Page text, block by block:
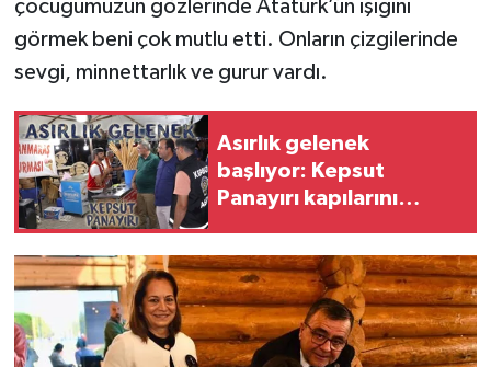
çocuğumuzun gözlerinde Atatürk’ün ışığını
görmek beni çok mutlu etti. Onların çizgilerinde
sevgi, minnettarlık ve gurur vardı.
Asırlık gelenek
başlıyor: Kepsut
Panayırı kapılarını